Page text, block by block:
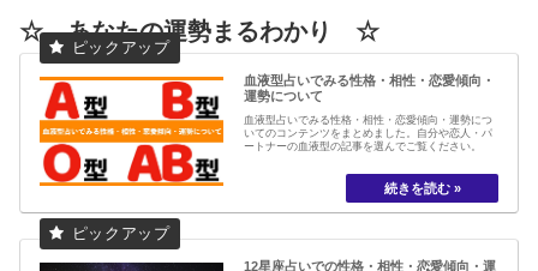
☆ あなたの運勢まるわかり ☆
血液型占いでみる性格・相性・恋愛傾向・
運勢について
血液型占いでみる性格・相性・恋愛傾向・運勢につ
いてのコンテンツをまとめました。自分や恋人・パ
ートナーの血液型の記事を選んでご覧ください。
12星座占いでの性格・相性・恋愛傾向・運